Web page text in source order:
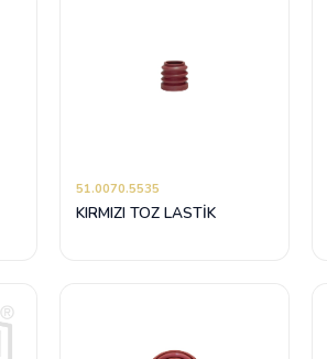
51.0070.5535
KIRMIZI TOZ LASTİK